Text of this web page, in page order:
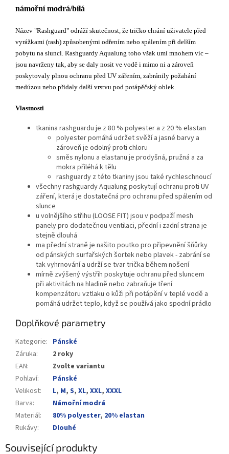
námořní modrá/bílá
Název "Rashguard" odráží skutečnost, že tričko chrání uživatele před
vyrážkami (rash) způsobenými odřením nebo spálením při delším
pobytu na slunci. Rashguardy Aqualung toho však umí mnohem víc –
jsou navrženy tak, aby se daly nosit ve vodě i mimo ni a zároveň
poskytovaly plnou ochranu před UV zářením, zabránily požahání
medúzou nebo přidaly další vrstvu pod potápěčský oblek.
Vlastnosti
tkanina rashguardu je z 80 % polyester a z 20 % elastan
polyester pomáhá udržet svěží a jasné barvy a
zároveň je odolný proti chloru
směs nylonu a elastanu je prodyšná, pružná a za
mokra přiléhá k tělu
rashguardy z této tkaniny jsou také rychleschnoucí
všechny rashguardy Aqualung poskytují ochranu proti UV
záření, která je dostatečná pro ochranu před spálením od
slunce
u volnějšího střihu (LOOSE FIT) jsou v podpaží mesh
panely pro dodatečnou ventilaci, přední i zadní strana je
stejně dlouhá
ma přední straně je našito poutko pro připevnění šňůrky
od pánských surfařských šortek nebo plavek - zabrání se
tak vyhrnování a udrží se tvar trička během nošení
mírně zvýšený výstřih poskytuje ochranu před sluncem
při aktivitách na hladině nebo zabraňuje tření
kompenzátoru vztlaku o kůži při potápění v teplé vodě a
pomáhá udržet teplo, když se používá jako spodní prádlo
Doplňkové parametry
Kategorie: Pánské
Záruka:
2 roky
EAN:
Zvolte variantu
Pohlaví:
Pánské
Velikost: L, M, S, XL, XXL, XXXL
Barva:
Námořní modrá
Materiál: 80% polyester, 20% elastan
Rukávy: Dlouhé
Související produkty